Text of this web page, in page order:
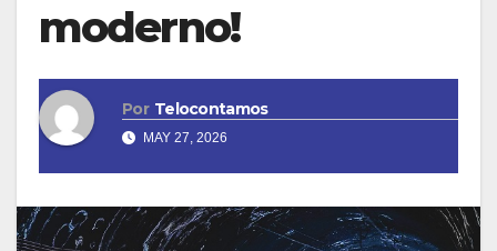
moderno!
Por Telocontamos
MAY 27, 2026